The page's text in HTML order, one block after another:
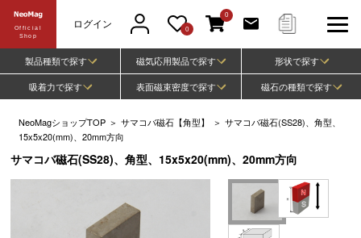
Official
Shop
ログイン 0
0
製品種類で探す 磁気応用製品で探す
形状で探す
吸着力で探す
表面磁束密度で探す 磁石の種類で探す
NeoMagショップTOP ＞ サマコバ磁石【角型】 ＞ サマコバ磁石(SS28)、角型、
15x5x20(mm)、20mm方向
サマコバ磁石(SS28)、角型、15x5x20(mm)、20mm方向